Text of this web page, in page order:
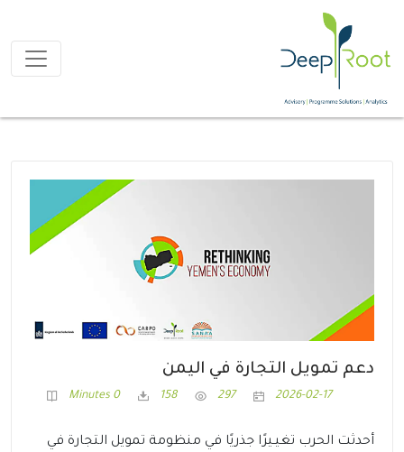
دعم تمويل التجارة في اليمن
2026-02-17
297
158
0 Minutes
أحدثت الحرب تغيـيرًا جذريًا في منظومة تمويل التجارة في